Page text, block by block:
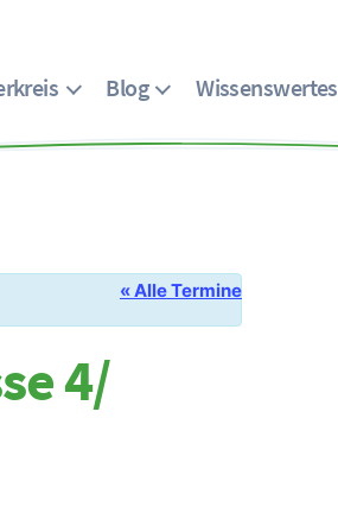
Blog Wissenswertes
« Alle Termine
4/